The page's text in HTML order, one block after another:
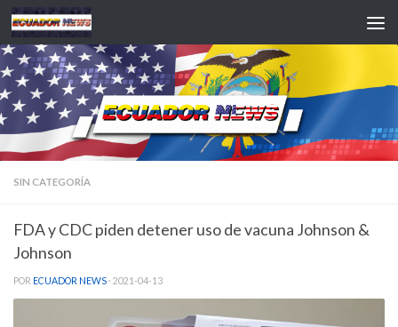
Saltar al contenido
SIN CATEGORÍA
FDA y CDC piden detener uso de vacuna Johnson &
Johnson
POR ECUADOR NEWS · 2021-04-13